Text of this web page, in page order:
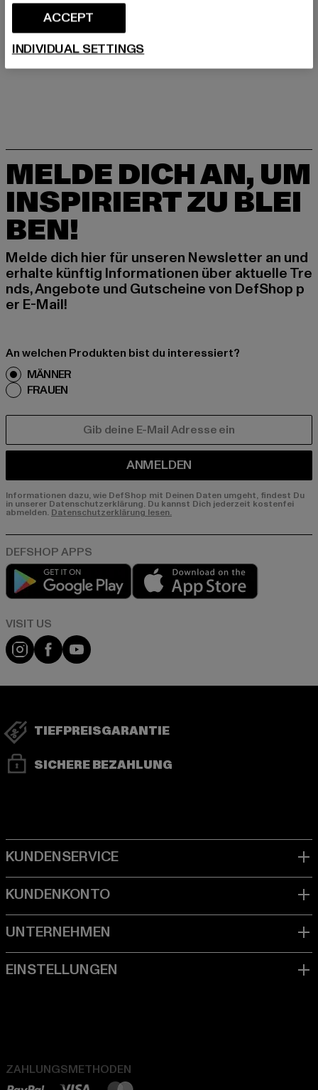
PFLEGEHINWEISE
LIEFERUNG & RÜCKGABE
MELDE DICH AN, UM
INSPIRIERT ZU BLEI
BEN!
Melde dich hier für unseren Newsletter an und
erhalte künftig Informationen über aktuelle Tre
nds, Angebote und Gutscheine von DefShop p
er E-Mail!
An welchen Produkten bist du interessiert?
MÄNNER
FRAUEN
ANMELDEN
Informationen dazu, wie DefShop mit Deinen Daten umgeht, findest Du
in unserer Datenschutzerklärung. Du kannst Dich jederzeit kostenfei
abmelden. Datenschutzerklärung lesen.
Play market
Visit our Instagram page:
Visit our Facebook page:
Visit our YouTube channel:
TIEFPREISGARANTIE
SICHERE BEZAHLUNG
ZAHLUNGSMETHODEN
ACCEPT
INDIVIDUAL SETTINGS